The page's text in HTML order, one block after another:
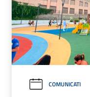
COMUNICATI